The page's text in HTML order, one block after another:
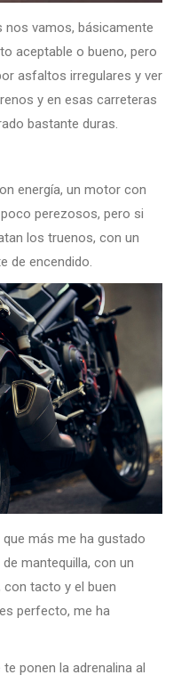
vamos, básicamente
aceptable o bueno, pero
asfaltos irregulares y ver
y en esas carreteras
bastante duras.
energía, un motor con
perezosos, pero si
los truenos, con un
de encendido.
más me ha gustado
mantequilla, con un
tacto y el buen
perfecto, me ha
ponen la adrenalina al